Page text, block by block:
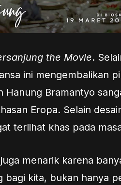
the Movie.
ini mengembalikan
Hanung Bramantyo
Eropa. Selain
terlihat khas pada
menarik karena
bagi kita, bukan hanya